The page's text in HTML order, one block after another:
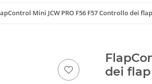
Mini JCW PRO F56 F57 Controllo dei
dei